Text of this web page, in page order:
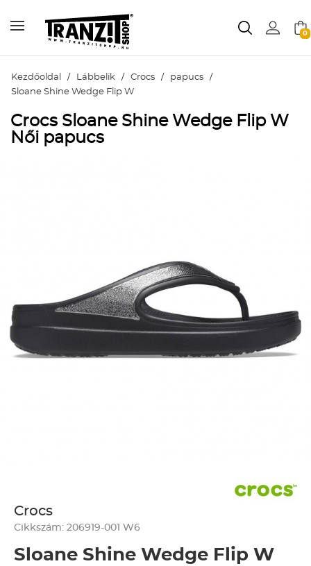
0
Kezdőoldal / Lábbelik / Crocs / papucs /
Sloane Shine Wedge Flip W
Crocs Sloane Shine Wedge Flip W
Női papucs
Crocs
Cikkszám: 206919-001 W6
Sloane Shine Wedge Flip W